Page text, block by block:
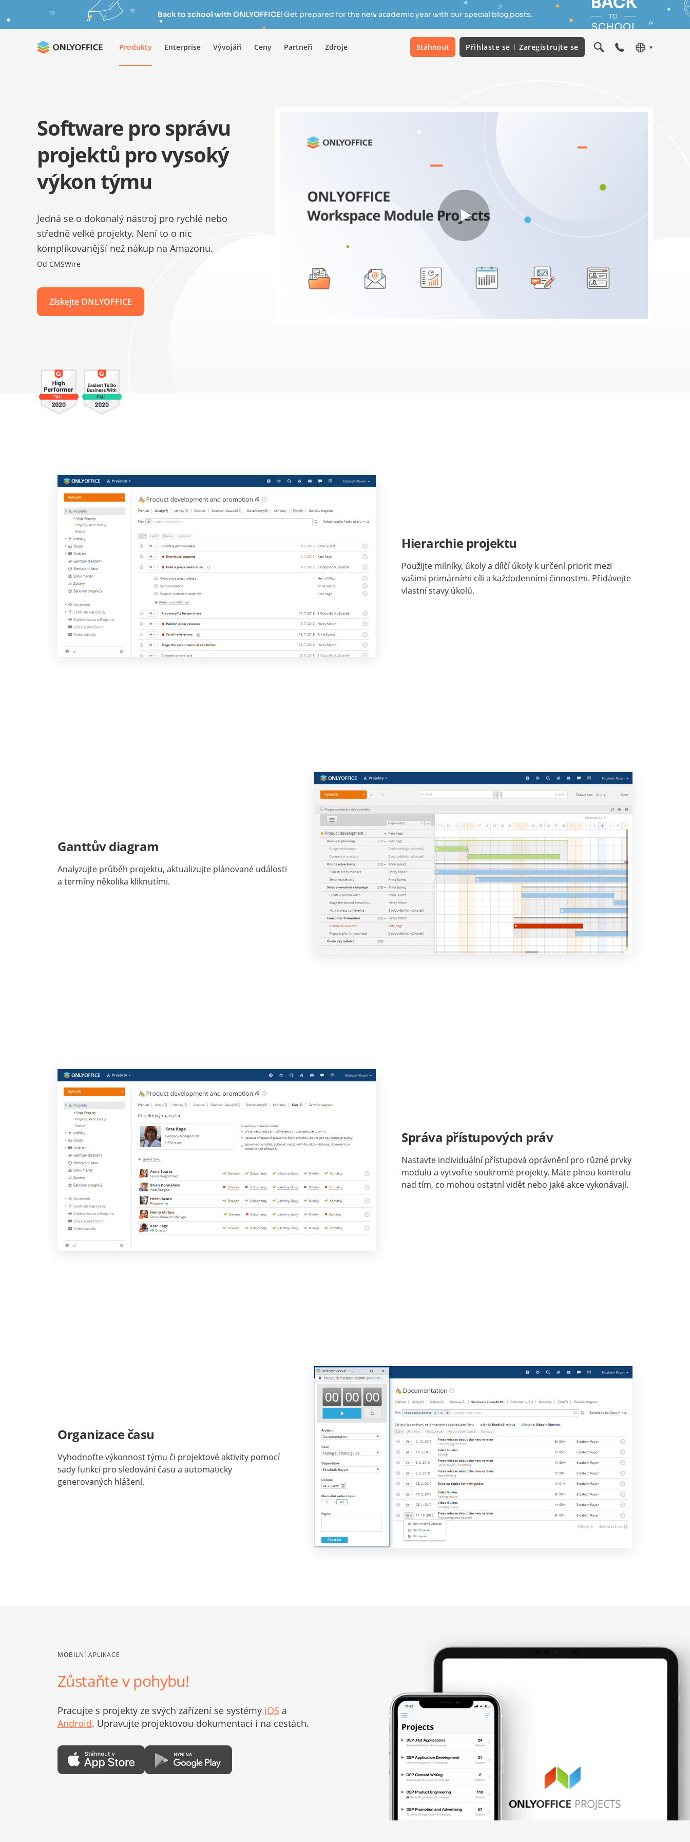
Back to school with ONLYOFFICE!Get prepared for the new academic year with our special blog posts.
Produkty Enterprise Vývojáři Ceny Partneři Zdroje Stáhnout Přihlaste se Zaregistrujte se
Software pro správu
projektů pro vysoký
výkon týmu
Jedná se o dokonalý nástroj pro rychlé nebo
středně velké projekty. Není to o nic
komplikovanější než nákup na Amazonu.
Od CMSWire
Získejte ONLYOFFICE
Hierarchie projektu
Použijte milníky, úkoly a dílčí úkoly k určení priorit mezi
vašimi primárními cíli a každodenními činnostmi. Přidávejte
vlastní stavy úkolů.
Ganttův diagram
Analyzujte průběh projektu, aktualizujte plánované události
a termíny několika kliknutími.
Správa přístupových práv
Nastavte individuální přístupová oprávnění pro různé prvky
modulu a vytvořte soukromé projekty. Máte plnou kontrolu
nad tím, co mohou ostatní vidět nebo jaké akce vykonávají.
Organizace času
Vyhodnoťte výkonnost týmu či projektové aktivity pomocí
sady funkcí pro sledování času a automaticky
generovaných hlášení.
MOBILNÍ APLIKACE
Zůstaňte v pohybu!
Pracujte s projekty ze svých zařízení se systémy iOS a
Android. Upravujte projektovou dokumentaci i na cestách.